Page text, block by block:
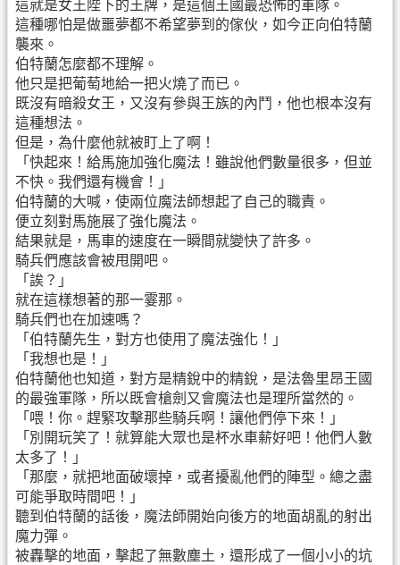
這就是女王陛下的王牌，是這個王國最恐怖的軍隊。
這種哪怕是做噩夢都不希望夢到的傢伙，如今正向伯特蘭
襲來。
伯特蘭怎麼都不理解。
他只是把葡萄地給一把火燒了而已。
既沒有暗殺女王，又沒有參與王族的內鬥，他也根本沒有
這種想法。
但是，為什麼他就被盯上了啊！
「快起來！給馬施加強化魔法！雖說他們數量很多，但並
不快。我們還有機會！」
伯特蘭的大喊，使兩位魔法師想起了自己的職責。
便立刻對馬施展了強化魔法。
結果就是，馬車的速度在一瞬間就變快了許多。
騎兵們應該會被甩開吧。
「誒？」
就在這樣想著的那一霎那。
騎兵們也在加速嗎？
「伯特蘭先生，對方也使用了魔法強化！」
「我想也是！」
伯特蘭他也知道，對方是精銳中的精銳，是法魯里昂王國
的最強軍隊，所以既會槍劍又會魔法也是理所當然的。
「喂！你。趕緊攻擊那些騎兵啊！讓他們停下來！」
「別開玩笑了！就算能大眾也是杯水車薪好吧！他們人數
太多了！」
「那麼，就把地面破壞掉，或者擾亂他們的陣型。總之盡
可能爭取時間吧！」
聽到伯特蘭的話後，魔法師開始向後方的地面胡亂的射出
魔力彈。
被轟擊的地面，擊起了無數塵土，還形成了一個小小的坑